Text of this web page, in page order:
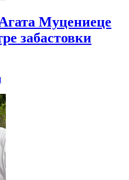
Муцениеце
забастовки